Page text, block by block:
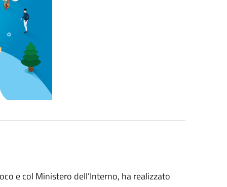
e col Ministero dell’Interno, ha realizzato